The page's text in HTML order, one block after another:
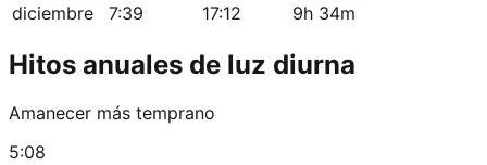
diciembre
7:39 17:12 9h 34m
Hitos anuales de luz diurna
Amanecer más temprano
5:08